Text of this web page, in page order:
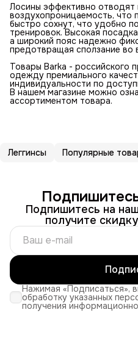
Лосины эффективно отводят
воздухопроницаемость, что
быстро сохнут, что удобно
тренировок. Высокая
а широкий пояс надежно
предотвращая сползание во
Товары Barka - российского
одежду премиального
индивидуальности по
В нашем магазине можно
ассортиментом товара.
Леггинсы Популярные
Подпишитесь на
получите
Нажимая «Подписаться»,
обработку указанных
получения